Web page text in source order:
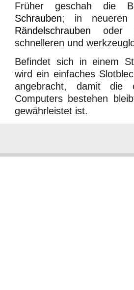
Früher geschah die
Schrauben; in neueren
Rändelschrauben oder
schnelleren und
Befindet sich in einem
wird ein einfaches
angebracht, damit die
Computers bestehen
gewährleistet ist.